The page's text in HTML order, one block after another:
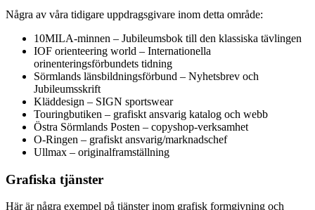
Några av våra tidigare uppdragsgivare inom detta område:
10MILA-minnen – Jubileumsbok till den klassiska tävlingen
IOF orienteering world – Internationella
orinenteringsförbundets tidning
Sörmlands länsbildningsförbund – Nyhetsbrev och
Jubileumsskrift
Kläddesign – SIGN sportswear
Touringbutiken – grafiskt ansvarig katalog och webb
Östra Sörmlands Posten – copyshop-verksamhet
O-Ringen – grafiskt ansvarig/marknadschef
Ullmax – originalframställning
Grafiska tjänster
Här är några exempel på tjänster inom grafisk formgivning och